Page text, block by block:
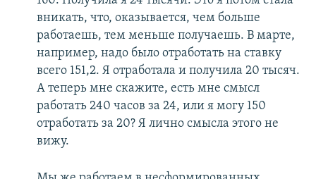
вникать, что, оказывается, чем больше
работаешь, тем меньше получаешь. В марте,
например, надо было отработать на ставку
всего 151,2. Я отработала и получила 20 тысяч.
А теперь мне скажите, есть мне смысл
работать 240 часов за 24, или я могу 150
отработать за 20? Я лично смысла этого не
вижу.